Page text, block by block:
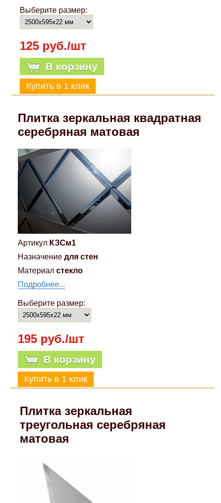
Выберите размер:
125 руб./шт
В корзину
Плитка зеркальная квадратная
серебряная матовая
Артикул КЗСм1
Назначение для стен
Материал стекло
Подробнее...
Выберите размер:
195 руб./шт
В корзину
Плитка зеркальная
треугольная серебряная
матовая